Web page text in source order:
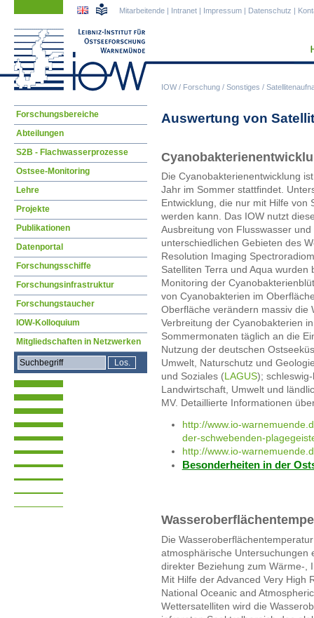
IOW/ Forschung / Sonstiges /
Mitarbeitende | Intranet | Impressum | Datenschutz |
Auswertung von
Die Cyanobakterienentwicklung
Jahr im Sommer stattfindet.
Entwicklung, die nur mit Hilfe von
werden kann. Das IOW nutzt
Ausbreitung von Flusswasser
unterschiedlichen Gebieten des
Resolution Imaging
Satelliten Terra und Aqua
Monitoring der
von Cyanobakterien im
Oberfläche verändern massiv die
Verbreitung der Cyanobakterien
Sommermonaten täglich an die
Nutzung der deutschen
Umwelt, Naturschutz und
und Soziales (LAGUS);
Landwirtschaft, Umwelt und
MV. Detaillierte Informationen
http://www.io-
der-schwebenden-
http://www.io-
Besonderheiten in der
Die
atmosphärische Untersuchungen
direkter Beziehung zum Wärme-,
Mit Hilfe der Advanced Very High
National Oceanic and
Wettersatelliten wird die
Navigation
überspringen
Forschungsbereiche
Abteilungen
S2B - Flachwasserprozesse
Ostsee-Monitoring
Lehre
Projekte
Publikationen
Datenportal
Forschungsschiffe
Forschungsinfrastruktur
Forschungstaucher
IOW-Kolloquium
Mitgliedschaften in Netzwerken